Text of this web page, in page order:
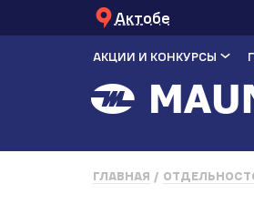
Актобе
АКЦИИ И КОНКУРСЫ
ГЛАВНАЯ